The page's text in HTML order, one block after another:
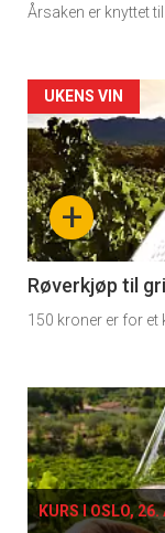
Dagens
rett
2
Årsaken er knyttet
Artikler
detail
-
section
11
Ukens
vin
+
UKENS VIN
Røverkjøp til
150 kroner er for et
Events
single
KURS I OSLO,